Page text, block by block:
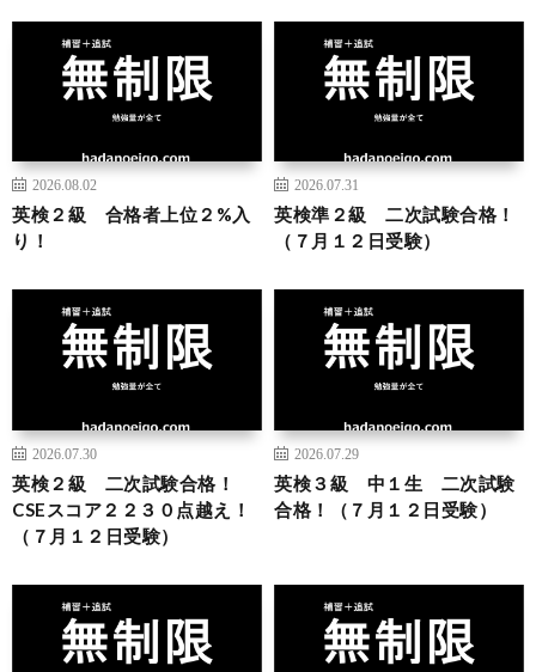
2026.08.02
英検２級 合格者上位２%入
り！
2026.07.31
英検準２級 二次試験合格！
（７月１２日受験）
2026.07.30
英検２級 二次試験合格！
CSEスコア２２３０点越え！
（７月１２日受験）
2026.07.29
英検３級 中１生 二次試験
合格！（７月１２日受験）